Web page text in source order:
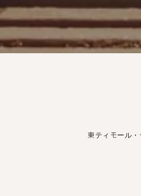
東ティモール